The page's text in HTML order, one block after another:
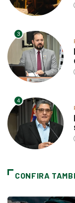
3
4
CONFIRA